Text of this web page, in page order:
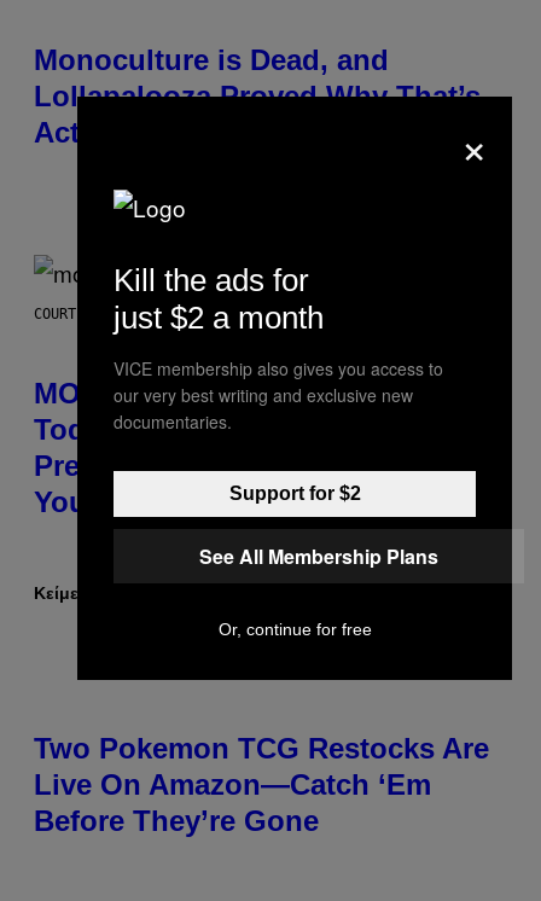
Monoculture is Dead, and
Lollapalooza Proved Why That’s
Actually a Great Thing
Κείμενο
COURTESY OF MOOD
MOOD’s 4th Birthday Sale Ends
Today— Get Up to 25% Off
Prerolls, Flower, and More While
You Can
Κείμενο
Two Pokemon TCG Restocks Are
Live On Amazon—Catch ‘Em
Before They’re Gone
×
Kill the ads for
just $2 a month
VICE membership also gives you access to
our very best writing and exclusive new
documentaries.
Support for $2
See All Membership Plans
Or, continue for free